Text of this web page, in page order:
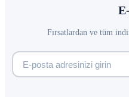
Fırsatlardan ve tüm